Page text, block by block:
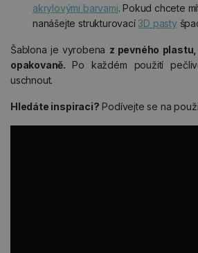
akrylovými barvami. Pokud chcete
nanášejte strukturovací3D pasty
Šablona je vyrobena z pevného
opakovaně.Po každém použití
uschnout.
Hledáte inspiraci? Podívejte se na